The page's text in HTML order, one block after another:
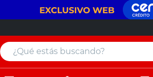
¿Qué estás buscando?